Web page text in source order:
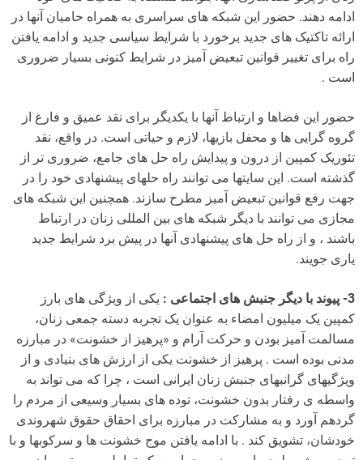
ادامه دهند. حضور این شبکه های سراسری به همراه حامیان آنها در
ارائه تاکتیک های جدید برخورد با شرایط سیاسی جدید و ادامه یافتن
راه برای تغییر قوانین تبعیض آمیز در شرایط کنونی بسیار ضروری
است .
حضور این فضاها و ارتباط آنها با یکدیگر برای نقد عمیق و فارغ از
گروه گرایی ها و محفل بازیها، لازم و حیاتی است. در واقع، نقد
تئوریک کمپین از درون و پیدایش راه حل های جامع، ضروری تر از
گذشته است. این سایتها می توانند راه حلهای پیشنهادی خود را در
جهت رفع قوانین تبعیض آمیز مطرح سازند. همچنین این شبکه های
مجازی می توانند با دیگر شبکه های بین المللی زنان در ارتباط
باشند ، و از راه حل های پیشنهادی آنها در پیش برد شرایط جدید
یاری جویند.
3- پیوند با دیگر جنبش های اجتماعی :
یکی از ویژگی های بارز
کمپین یک میلیون امضاء به عنوان یک تجربه دسته جمعی زنان،
مسالمت آمیز بودن و حرکت آرام و «پرهیز از خشونت» در مبارزه
مدنی بوده است . پرهیز از خشونت یکی از ارزش های بنیادی و از
ویژگیهای گرانبهای جنبش زنان ایرانی است ، چرا که می تواند به
واسطه ی رفتار بدون خشونت، توده های بسیار وسیعی از مردم را
گردهم آورد و به مشارکت در مبارزه برای احقاق حقوق شهروندی
خودشان، تشویق کند . با ادامه یافتن موج خشونت ها و سرکوبها و با